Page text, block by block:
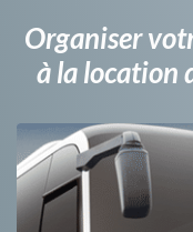
Organiser
à la location